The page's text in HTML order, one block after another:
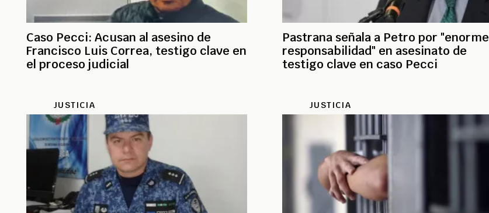
Caso Pecci: Acusan al asesino de
Francisco Luis Correa, testigo clave en
el proceso judicial
Pastrana señala a Petro por "enorme
responsabilidad" en asesinato de
testigo clave en caso Pecci
JUSTICIA JUSTICIA